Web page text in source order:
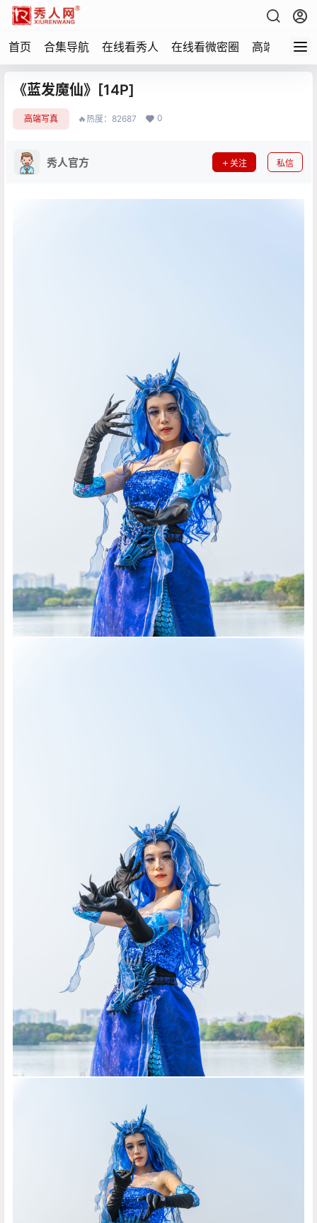
首页 合集导航 在线看秀人 在线看微密圈 高端写真
《蓝发魔仙》[14P]
高端写真 🔥热度：82687 0
秀人官方 关注 私信